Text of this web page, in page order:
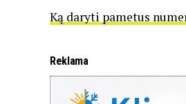
Ką daryti pametus
Reklama